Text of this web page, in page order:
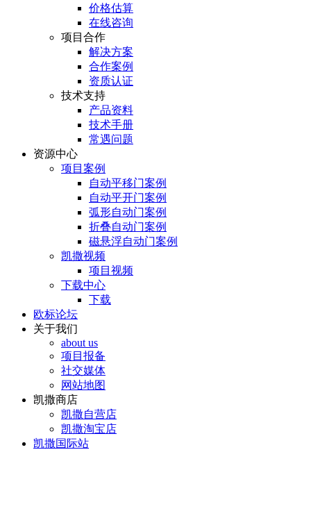
价格估算
在线咨询
项目合作
解决方案
合作案例
资质认证
技术支持
产品资料
技术手册
常遇问题
资源中心
项目案例
自动平移门案例
自动平开门案例
弧形自动门案例
折叠自动门案例
磁悬浮自动门案例
凯撒视频
项目视频
下载中心
下载
欧标论坛
关于我们
about us
项目报备
社交媒体
网站地图
凯撒商店
凯撒自营店
凯撒淘宝店
凯撒国际站